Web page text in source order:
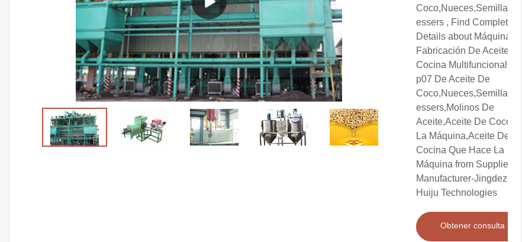
Coco,Nueces,Semillas,Pr
essers , Find Complete
Details about Máquina De
Fabricación De Aceite De
Cocina Multifuncional,Hj-
p07 De Aceite De
Coco,Nueces,Semillas,Pr
essers,Molinos De
Aceite,Aceite De Coco De
La Máquina,Aceite De
Cocina Que Hace La
Máquina from Supplier or
Manufacturer-Jingdezhen
Huiju Technologies
Obtener consulta